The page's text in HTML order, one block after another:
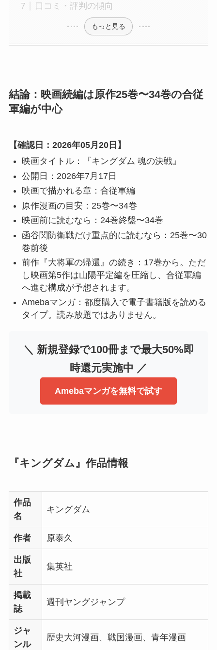
口コミ・評判の傾向
もっと見る
結論：映画続編は原作25巻〜34巻の合従
軍編が中心
【確認日：2026年05月20日】
映画タイトル：『キングダム 魂の決戦』
公開日：2026年7月17日
映画で描かれる章：合従軍編
原作漫画の目安：25巻〜34巻
映画前に読むなら：24巻終盤〜34巻
函谷関防衛戦だけ重点的に読むなら：25巻〜30
巻前後
前作『大将軍の帰還』の続き：17巻から。ただ
し映画第5作は山陽平定編を圧縮し、合従軍編
へ進む構成が予想されます。
Amebaマンガ：都度購入で電子書籍版を読める
タイプ。読み放題ではありません。
＼ 新規登録で100冊まで最大50%即
時還元実施中 ／
Amebaマンガを無料で試す
『キングダム』作品情報
作品
名
キングダム
作者 原泰久
出版
社
集英社
掲載
誌
週刊ヤングジャンプ
ジャ
ンル
歴史大河漫画、戦国漫画、青年漫画